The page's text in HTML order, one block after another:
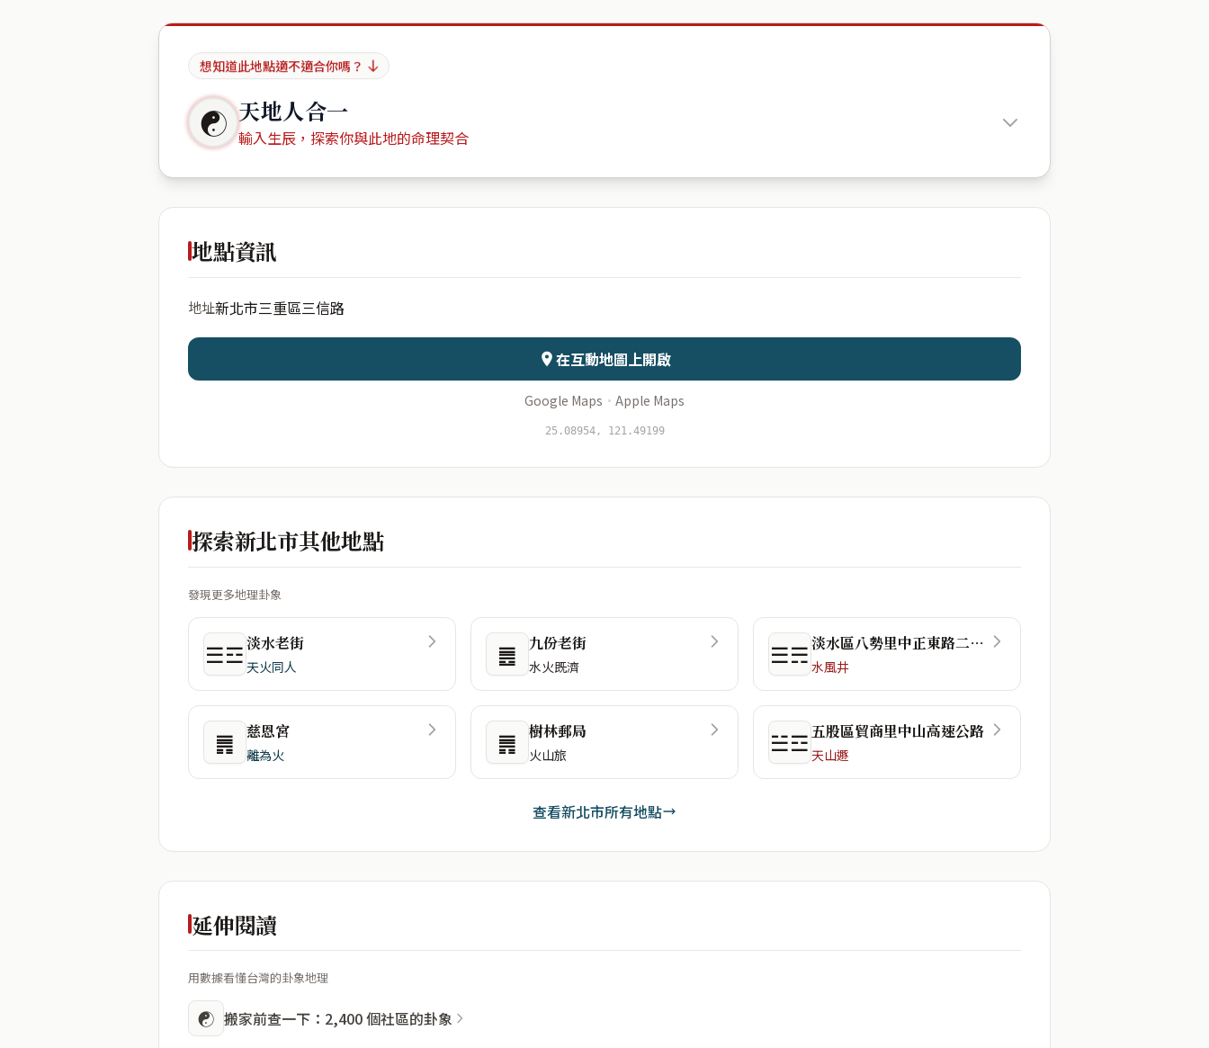
想知道此地點適不適合你嗎？
☯ 天地人合一
輸入生辰，探索你與此地的命理契合
地點資訊
地址新北市三重區三信路
在互動地圖上開啟
Google Maps · Apple Maps
25.08954, 121.49199
探索新北市其他地點
發現更多地理卦象
☰☲淡水老街
天火同人 ䷌ 九份老街
水火既濟 ☰☴ 淡水區八勢里中正東路二段48巷
水風井
䷠ 慈恩宮
離為火 ䷠ 樹林郵局
火山旅 ☱☲ 五股區貿商里中山高速公路
天山遯
查看新北市所有地點
延伸閱讀
用數據看懂台灣的卦象地理
☯ 搬家前查一下：2,400 個社區的卦象